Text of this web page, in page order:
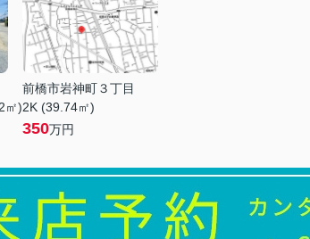
㎡)
前橋市岩神町３丁目
2K (39.74㎡)
350万円